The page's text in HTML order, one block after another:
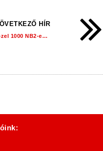
HÍR
Közel 1000 NB2-es perc fiataljainknak!